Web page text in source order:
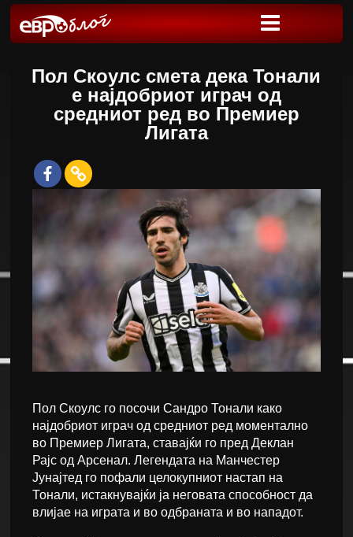
Пол Скоулс смета дека Тонали
е најдобриот играч од
средниот ред во Премиер
Лигата
Пол Скоулс го посочи Сандро Тонали како
најдобриот играч од средниот ред моментално
во Премиер Лигата, ставајќи го пред Деклан
Рајс од Арсенал. Легендата на Манчестер
Јунајтед го пофали целокупниот настап на
Тонали, истакнувајќи ја неговата способност да
влијае на играта и во одбраната и во нападот.